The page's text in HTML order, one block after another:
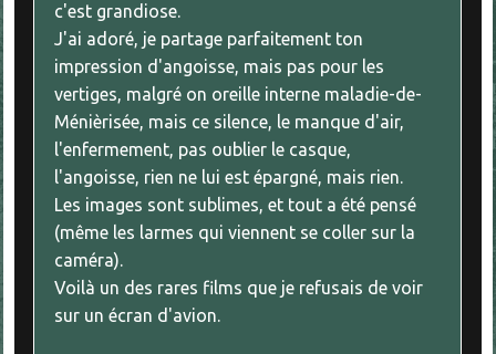
c'est grandiose.
J'ai adoré, je partage parfaitement ton
impression d'angoisse, mais pas pour les
vertiges, malgré on oreille interne maladie-de-
Ménièrisée, mais ce silence, le manque d'air,
l'enfermement, pas oublier le casque,
l'angoisse, rien ne lui est épargné, mais rien.
Les images sont sublimes, et tout a été pensé
(même les larmes qui viennent se coller sur la
caméra).
Voilà un des rares films que je refusais de voir
sur un écran d'avion.